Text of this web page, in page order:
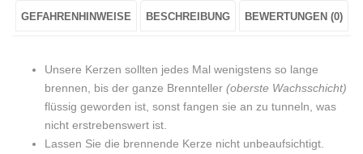
in
Stumpen
in
Kerzenwachsschalen
Rot
mit
Stumpen
in
mit
Stumpen
in
in
mit
Stumpen
in
in
mit
Stumpen
in
GEFAHRENHINWEISE BESCHREIBUNG BEWERTUNGEN (0)
Unsere Kerzen sollten jedes Mal wenigstens so lange
brennen, bis der ganze Brennteller (oberste Wachsschicht)
flüssig geworden ist, sonst fangen sie an zu tunneln, was
nicht erstrebenswert ist.
Lassen Sie die brennende Kerze nicht unbeaufsichtigt.